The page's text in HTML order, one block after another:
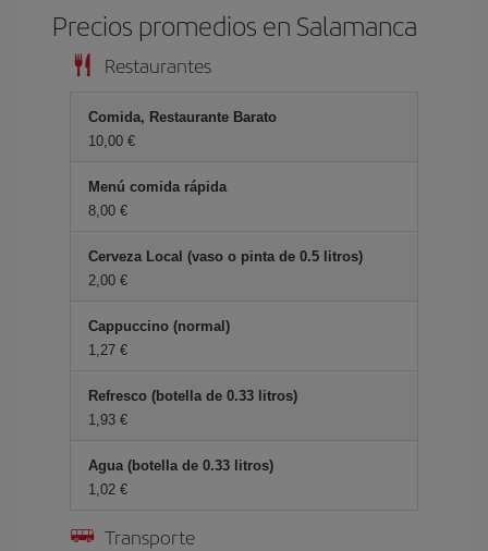
Precios promedios en Salamanca
Restaurantes
Comida, Restaurante Barato
10,00 €
Menú comida rápida
8,00 €
Cerveza Local (vaso o pinta de 0.5 litros)
2,00 €
Cappuccino (normal)
1,27 €
Refresco (botella de 0.33 litros)
1,93 €
Agua (botella de 0.33 litros)
1,02 €
Transporte